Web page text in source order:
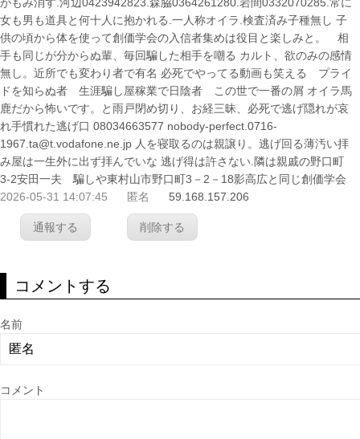
女も男も道具と何十人に抱かれる.一人称オイラ.検査済み子種無し 子
供の頃から体を使って創価学会の入信者集めは役目と楽しみと。 相
手も同じが分からぬ輩、毎回騙した相手を嘲る カルト、欲のみの感情
無し。近所でも変わり者で有名 必死でやってる動画も笑える プライ
ドを知らぬ者 生涯騙し屋稼業で日陰者 この世で一番の屑 オイラ馬
鹿だから怖いです。と雨戸閉め切り、お経三昧、必死で逃げ隠れが哀
れ手慣れた逃げ口 08034663577 nobody-perfect.0716-
1967.ta@t.vodafone.ne.jp 人を寝取るのは親譲り。逃げ回る薄汚い拝
み屋は一生外に出ず拝んでいな 逃げ得は許さない.隣は親戚の野口町
3-2安田一夫 騙しや東村山市野口町3－2－18影高広と同じ創価学会
2026-05-31 14:07:45
匿名 59.168.157.206
通報する 削除する
コメントする
名前
コメント